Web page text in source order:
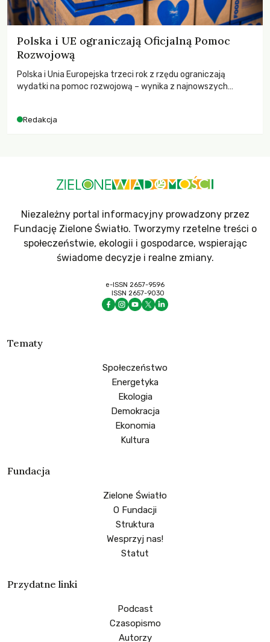
Polska i UE ograniczają Oficjalną Pomoc
Rozwojową
Polska i Unia Europejska trzeci rok z rzędu ograniczają
wydatki na pomoc rozwojową – wynika z najnowszych
odnotowano największe tąpnięcie ODA w historii. Jakie będą
Redakcja
Niezależny portal informacyjny prowadzony przez
Fundację Zielone Światło. Tworzymy rzetelne treści o
społeczeństwie, ekologii i gospodarce, wspierając
świadome decyzje i realne zmiany.
e-ISSN 2657-9596
ISSN 2657-9030
Tematy
Społeczeństwo
Energetyka
Ekologia
Demokracja
Ekonomia
Kultura
Fundacja
Zielone Światło
O Fundacji
Struktura
Wesprzyj nas!
Statut
Przydatne linki
Podcast
Czasopismo
Autorzy